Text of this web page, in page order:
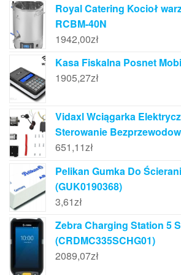
Royal Catering Kocioł
RCBM-40N
1942,00zł
Kasa Fiskalna Posnet
1905,27zł
Vidaxl Wciągarka
Sterowanie
651,11zł
Pelikan Gumka Do
(GUK0190368)
3,61zł
Zebra Charging Station 5
(CRDMC335SCHG01)
2089,07zł